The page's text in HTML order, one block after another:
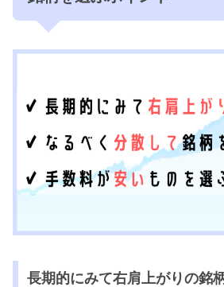
長期的にみて右肩上がりの銘